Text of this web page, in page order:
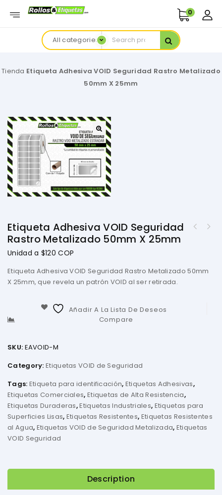
0
All categories
Tienda Etiqueta Adhesiva VOID Seguridad Rastro Metalizado
50mm X 25mm
Etiqueta Adhesiva VOID Seguridad
Rastro Metalizado 50mm X 25mm
Unidad a $120 COP
Etiqueta Adhesiva VOID Seguridad Rastro Metalizado 50mm
X 25mm, que revela un patrón VOID al ser retirada.
Añadir A La Lista De Deseos
Compare
SKU: EAVOID-M
Category: Etiquetas VOID de Seguridad
Tags: Etiqueta para identificación, Etiquetas Adhesivas,
Etiquetas Comerciales, Etiquetas de Alta Resistencia,
Etiquetas Duraderas,Etiquetas Industriales, Etiquetas para
Superficies Lisas, Etiquetas Resistentes, Etiquetas Resistentes
al Agua, Etiquetas VOID de Seguridad Metalizada, Etiquetas
VOID Seguridad
Description